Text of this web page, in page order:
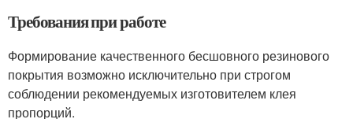
Требования при работе
Формирование качественного бесшовного резинового
покрытия возможно исключительно при строгом
соблюдении рекомендуемых изготовителем клея
пропорций.